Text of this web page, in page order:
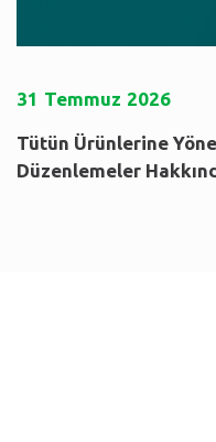
31 Temmuz 2026
Tütün Ürünlerine
Düzenlemeler